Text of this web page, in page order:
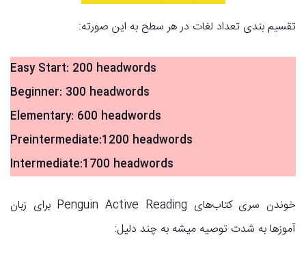
تقسیم بندی تعداد لغات در هر سطح به این صورته:
Easy Start: 200 headwords
Beginner: 300 headwords
Elementary: 600 headwords
Preintermediate:1200 headwords
Intermediate:1700 headwords
خوندن سری کتاب‌های Penguin Active Reading برای زبان
آموزها به شدت توصیه میشه به چند دلیل: